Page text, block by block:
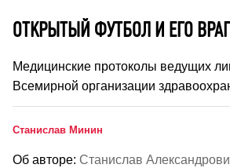
ОТКРЫТЫЙ ФУТБОЛ И ЕГО
Медицинские протоколы ведущих
Всемирной организации
Станислав Минин
Об авторе: Станислав